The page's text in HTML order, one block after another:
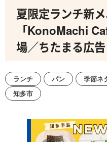
夏限定ランチ新
「KonoMachi
場／ちたまる広告
ランチ パン 季節ネ
知多市